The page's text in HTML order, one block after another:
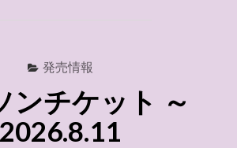
2026.8.11"
発売情報
ンチケット ～
2026.8.11